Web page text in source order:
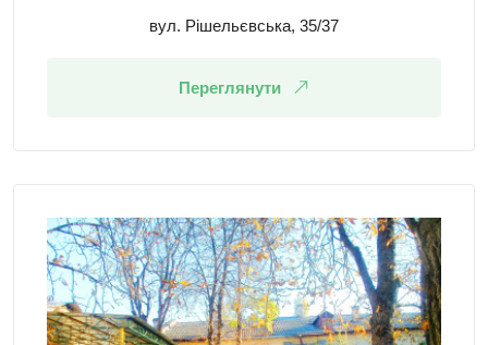
вул. Рішельєвська, 35/37
Переглянути